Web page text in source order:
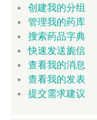
创建我的分组
管理我的药库
搜索药品字典
快速发送旎信
查看我的消息
查看我的发表
提交需求建议